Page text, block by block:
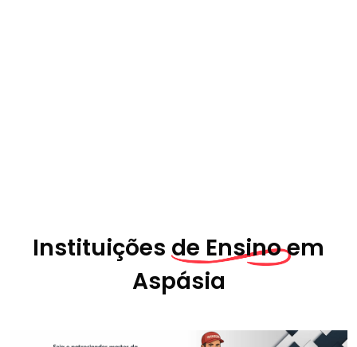
Instituições de Ensino em
Aspásia